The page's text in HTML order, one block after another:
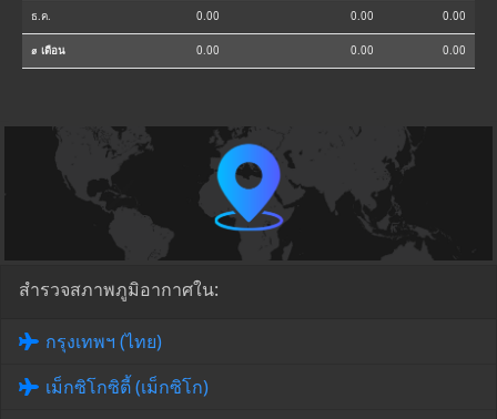
ธ.ค. 0.00 0.00 0.00
⌀ เดือน 0.00 0.00 0.00
สำรวจสภาพภูมิอากาศใน:
กรุงเทพฯ (ไทย)
เม็กซิโกซิตี้ (เม็กซิโก)